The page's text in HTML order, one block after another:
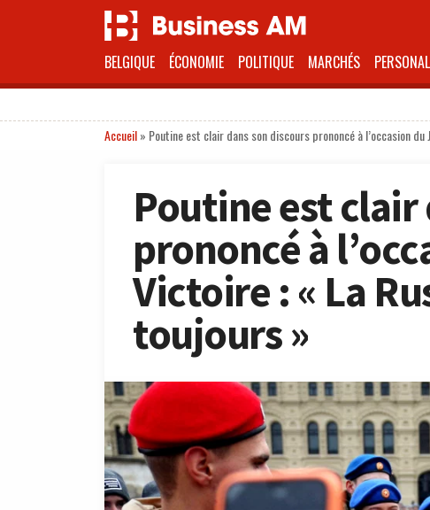
BELGIQUE ÉCONOMIE POLITIQUE MARCHÉS
Accueil» Poutine est clair dans son discours prononcé à l’occasion
Poutine est clair
prononcé à
Victoire : « La
toujours »